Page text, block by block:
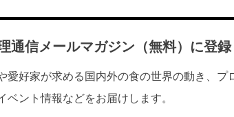
通信メールマガジン（無料）に登録
愛好家が求める国内外の食の世界の動き、プ
ベント情報などをお届けします。